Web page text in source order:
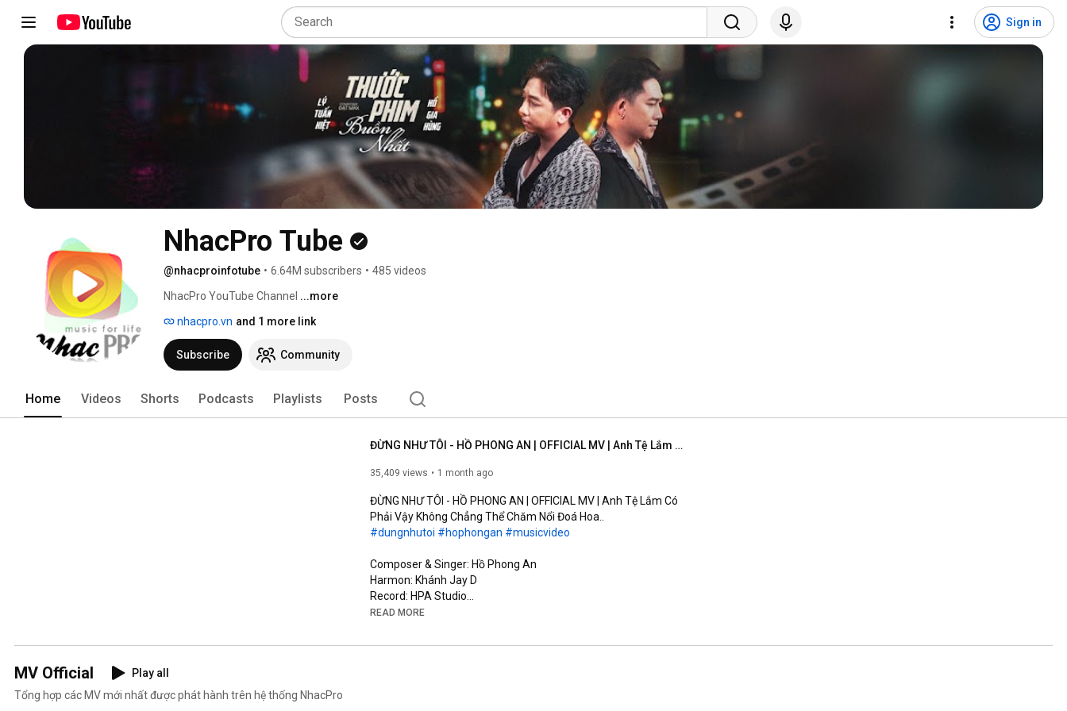
Sign in
NhacPro Tube
@nhacproinfotube • 6.64M subscribers • 485 videos
NhacPro YouTube Channel ...more
nhacpro.vn and 1 more link
Subscribe Community
Home Videos Shorts Podcasts Playlists Posts
ĐỪNG NHƯ TÔI - HỒ PHONG AN | OFFICIAL MV | Anh Tệ Lắm Có Phải Vậy Không Chẳng Thể Chăm Nổi Đoá Hoa..
35,409 views 1 month ago
ĐỪNG NHƯ TÔI - HỒ PHONG AN | OFFICIAL MV | Anh Tệ Lắm Có
#dungnhutoi #hophongan #musicvideo
Composer & Singer: Hồ Phong An
Harmon: Khánh Jay D
Record: HPA Studio
Mix Master & Background Vocal: Đinh Hoàng Quốc
Screenwriter: Võ Thị Bích Trâm
READ MORE
MV Official
Play all
Tổng hợp các MV mới nhất được phát hành trên hệ thống NhacPro